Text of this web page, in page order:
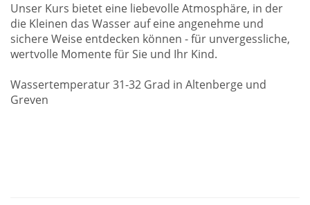
Unser Kurs bietet eine liebevolle Atmosphäre, in der
die Kleinen das Wasser auf eine angenehme und
sichere Weise entdecken können - für unvergessliche,
wertvolle Momente für Sie und Ihr Kind.
Wassertemperatur 31-32 Grad in Altenberge und
Greven